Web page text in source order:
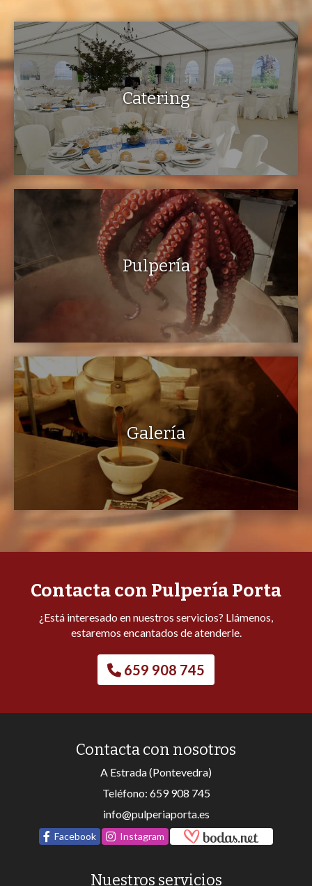
Catering
Pulpería
Galería
Contacta con Pulpería Porta
¿Está interesado en nuestros servicios? Llámenos,
estaremos encantados de atenderle.
659 908 745
Nuestros servicios
Contacta con nosotros
A Estrada (Pontevedra)
Teléfono: 659 908 745
info@pulperiaporta.es
Facebook Instagram